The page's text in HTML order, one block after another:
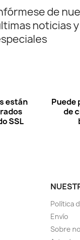
de
noticias
están
SSL
Puede
de
Política
Envío
Sobre